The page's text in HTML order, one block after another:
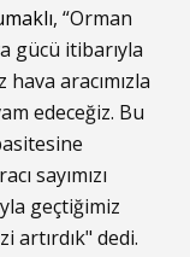
, “Orman
gücü itibarıyla
aracımızla
edeceğiz. Bu
sayımızı
geçtiğimiz
artırdık" dedi.